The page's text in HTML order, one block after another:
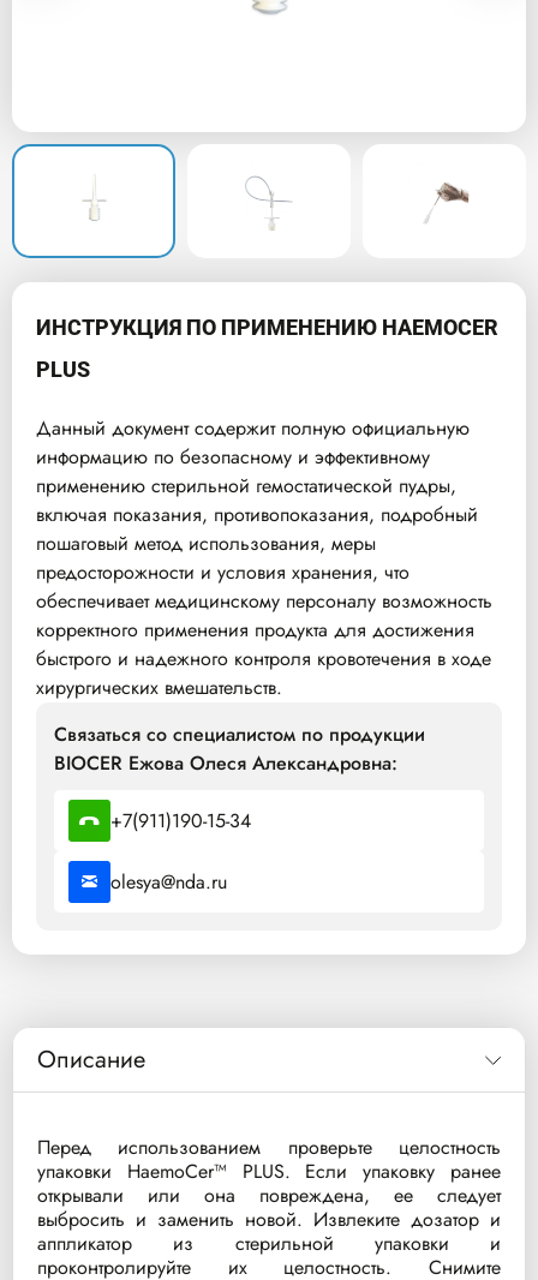
ИНСТРУКЦИЯ ПО ПРИМЕНЕНИЮ HAEMOCER
PLUS
Данный документ содержит полную официальную
информацию по безопасному и эффективному
применению стерильной гемостатической пудры,
включая показания, противопоказания, подробный
пошаговый метод использования, меры
предосторожности и условия хранения, что
обеспечивает медицинскому персоналу возможность
корректного применения продукта для достижения
быстрого и надежного контроля кровотечения в ходе
хирургических вмешательств.
Связаться со специалистом по продукции
BIOCER Ежова Олеся Александровна:
+7(911)190-15-34
olesya@nda.ru
Описание
Перед использованием проверьте целостность
упаковки HaemoCer™ PLUS. Если упаковку ранее
открывали или она повреждена, ее следует
выбросить и заменить новой. Извлеките дозатор и
аппликатор из стерильной упаковки и
проконтролируйте их целостность. Снимите